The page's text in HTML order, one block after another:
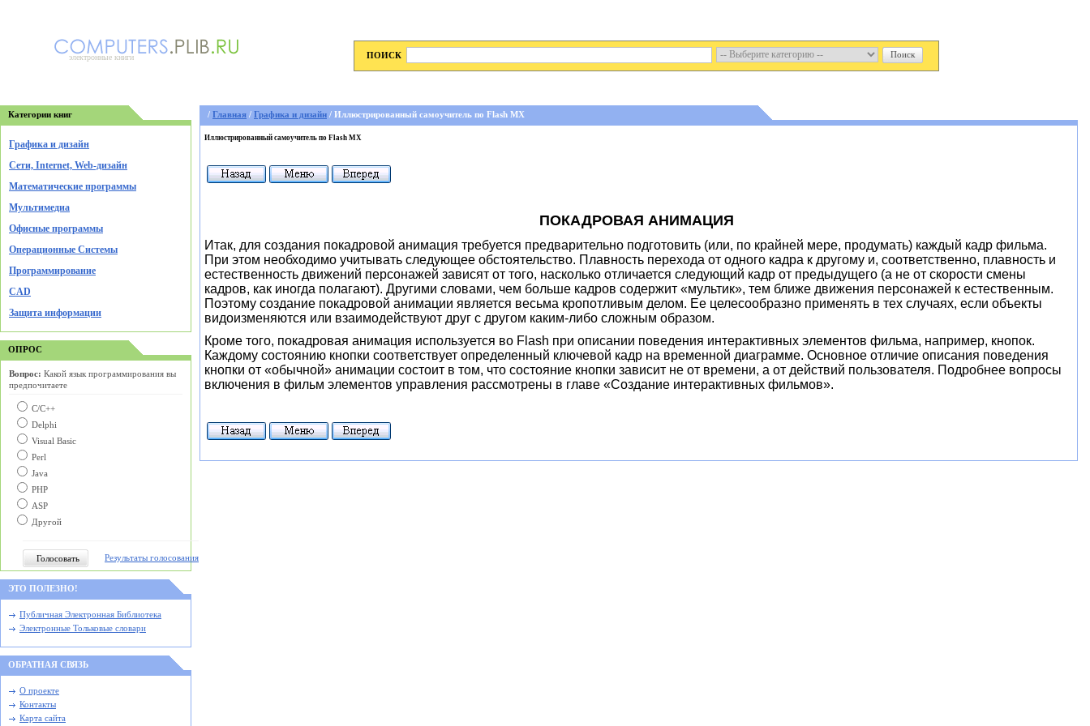
электронные книги ПОИСК
Категории книг
Графика и дизайн
Cети, Internet, Web-дизайн
Математические программы
Мультимедиа
Офисные программы
Операционные Системы
Программирование
CAD
Защита информации
ОПРОС
Вопрос: Какой язык программирования вы
предпочитаете
С/C++
Delphi
Visual Basic
Perl
Java
PHP
ASP
Другой
Результаты голосования
ЭТО ПОЛЕЗНО!
Публичная Электронная Библиотека
Электронные Тольковые словари
ОБРАТНАЯ СВЯЗЬ
О проекте
Контакты
Карта сайта
/ Главная / Графика и дизайн / Иллюстрированный самоучитель по Flash MX
Иллюстрированный самоучитель по Flash MX
ПОКАДРОВАЯ АНИМАЦИЯ
Итак, для создания покадровой анимация требуется предварительно подготовить (или, по крайней мере, продумать) каждый кадр фильма.
При этом необходимо учитывать следующее обстоятельство. Плавность перехода от одного кадра к другому и, соответственно, плавность и
естественность движений персонажей зависят от того, насколько отличается следующий кадр от предыдущего (а не от скорости смены
кадров, как иногда полагают). Другими словами, чем больше кадров содержит «мультик», тем ближе движения персонажей к естественным.
Поэтому создание покадровой анимации является весьма кропотливым делом. Ее целесообразно применять в тех случаях, если объекты
видоизменяются или взаимодействуют друг с другом каким-либо сложным образом.
Кроме того, покадровая анимация используется во Flash при описании поведения интерактивных элементов фильма, например, кнопок.
Каждому состоянию кнопки соответствует определенный ключевой кадр на временной диаграмме. Основное отличие описания поведения
кнопки от «обычной» анимации состоит в том, что состояние кнопки зависит не от времени, а от действий пользователя. Подробнее вопросы
включения в фильм элементов управления рассмотрены в главе «Создание интерактивных фильмов».